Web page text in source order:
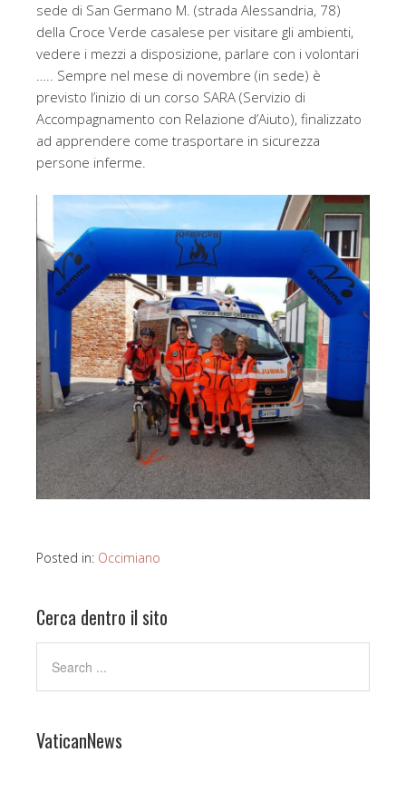
sede di San Germano M. (strada Alessandria, 78)
della Croce Verde casalese per visitare gli ambienti,
vedere i mezzi a disposizione, parlare con i volontari
….. Sempre nel mese di novembre (in sede) è
previsto l’inizio di un corso SARA (Servizio di
Accompagnamento con Relazione d’Aiuto), finalizzato
ad apprendere come trasportare in sicurezza
persone inferme.
Posted in: Occimiano
Cerca dentro il sito
VaticanNews